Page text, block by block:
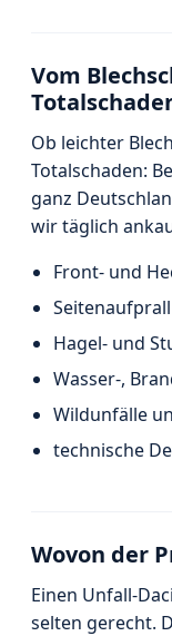
Vom
Ob leichter
Totalschaden:
ganz
wir täglich
Front- und
Hagel- und
Wasser-,
Wildunfälle
technische
Wovon der
Einen Unfall-
selten gerecht.